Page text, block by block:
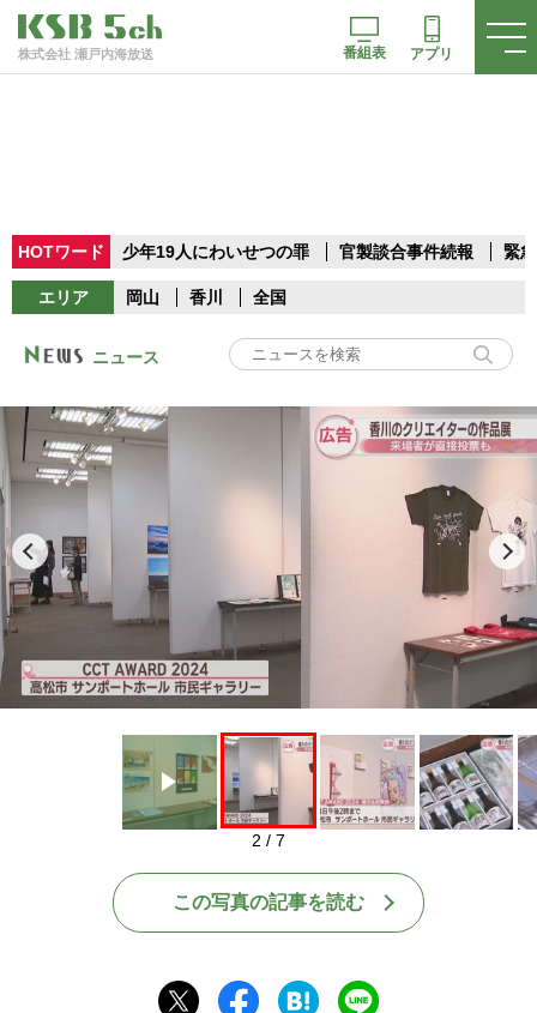
株式会社 瀬戸内海放送 番組表 アプリ
HOTワード 少年19人にわいせつの罪 官製談合事件続報 緊
エリア 岡山 香川 全国
ニュース
2 / 7
この写真の記事を読む